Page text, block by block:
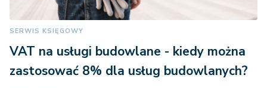
SERWIS KSIĘGOWY
VAT na usługi budowlane - kiedy można
zastosować 8% dla usług budowlanych?